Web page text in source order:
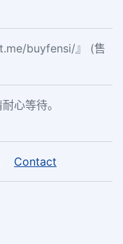
buyfensi/』 (售
心等待。
Contact